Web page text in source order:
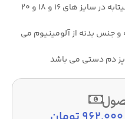
سرویس تابه نقلی شامل سه عدد ماهیتابه در سایز های 16 و 18 و 20
جنس بدنه از آلومینیوم می
پز دم دستی می باشد